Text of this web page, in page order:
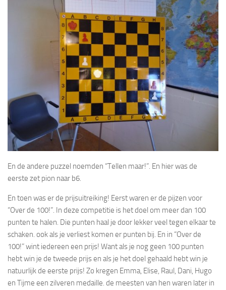
En de andere puzzel noemden “Tellen maar!”. En hier was de
eerste zet pion naar b6.
En toen was er de prijsuitreiking! Eerst waren er de pijzen voor
“Over de 100!”. In deze competitie is het doel om meer dan 100
punten te halen. Die punten haal je door lekker veel tegen elkaar te
schaken. ook als je verliest komen er punten bij. En in “Over de
100!” wint iedereen een prijs! Want als je nog geen 100 punten
hebt win je de tweede prijs en als je het doel gehaald hebt win je
natuurlijk de eerste prijs! Zo kregen Emma, Elise, Raul, Dani, Hugo
en Tijme een zilveren medaille. de meesten van hen waren later in